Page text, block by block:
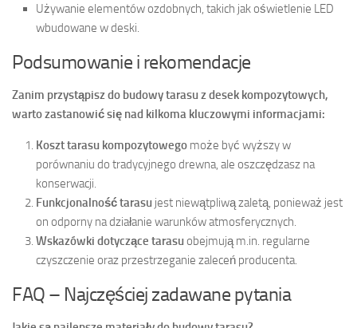
Używanie elementów ozdobnych, takich jak oświetlenie LED
wbudowane w deski.
Podsumowanie i rekomendacje
Zanim przystąpisz do budowy tarasu z desek kompozytowych,
warto zastanowić się nad kilkoma kluczowymi informacjami:
Koszt tarasu kompozytowego może być wyższy w
porównaniu do tradycyjnego drewna, ale oszczędzasz na
konserwacji.
Funkcjonalność tarasu jest niewątpliwą zaletą, ponieważ jest
on odporny na działanie warunków atmosferycznych.
Wskazówki dotyczące tarasuobejmują m.in. regularne
czyszczenie oraz przestrzeganie zaleceń producenta.
FAQ – Najczęściej zadawane pytania